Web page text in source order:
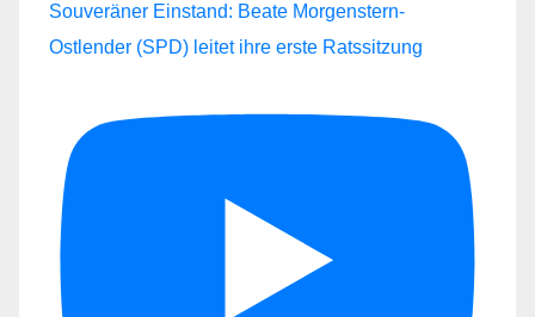
Souveräner Einstand: Beate Morgenstern-
Ostlender (SPD) leitet ihre erste Ratssitzung